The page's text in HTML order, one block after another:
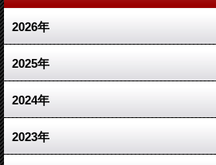
2026年
7月 (7)
5月 (2)
4月 (2)
2025年
12月 (2)
11月 (2)
2024年
11月 (2)
2023年